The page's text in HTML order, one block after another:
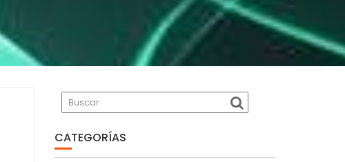
CATEGORÍAS